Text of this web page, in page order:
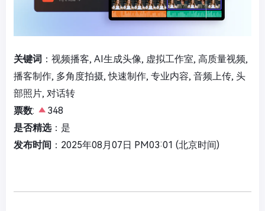
关键词 ：视频播客, AI生成头像, 虚拟工作室, 高质量视频,
播客制作, 多角度拍摄, 快速制作, 专业内容, 音频上传, 头
部照片, 对话转
票数:
348
是否精选：是
发布时间 ：2025年08月07日 PM03:01 (北京时间)